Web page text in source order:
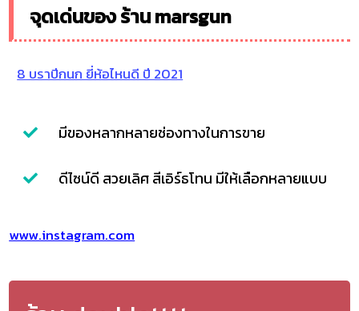
จุดเด่นของ ร้าน marsgun
8 บราปีกนก ยี่ห้อไหนดี ปี 2021
มีของหลากหลายช่องทางในการขาย
ดีไซน์ดี สวยเลิศ สีเอิร์ธโทน มีให้เลือกหลายแบบ
www.instagram.com